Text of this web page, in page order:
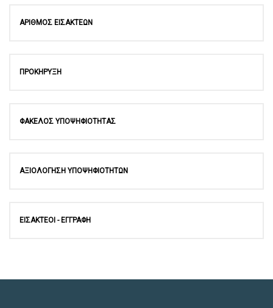
ΑΡΙΘΜΟΣ ΕΙΣΑΚΤΕΩΝ
ΠΡΟΚΗΡΥΞΗ
ΦΑΚΕΛΟΣ ΥΠΟΨΗΦΙΟΤΗΤΑΣ
ΑΞΙΟΛΟΓΗΣΗ ΥΠΟΨΗΦΙΟΤΗΤΩΝ
ΕΙΣΑΚΤΕΟΙ - ΕΓΓΡΑΦΗ